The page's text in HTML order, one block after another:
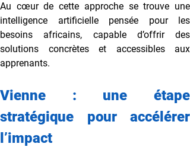
Au cœur de cette approche se trouve une
intelligence artificielle pensée pour les
besoins africains, capable d’offrir des
solutions concrètes et accessibles aux
apprenants.
Vienne : une étape
stratégique pour accélérer
l’impact